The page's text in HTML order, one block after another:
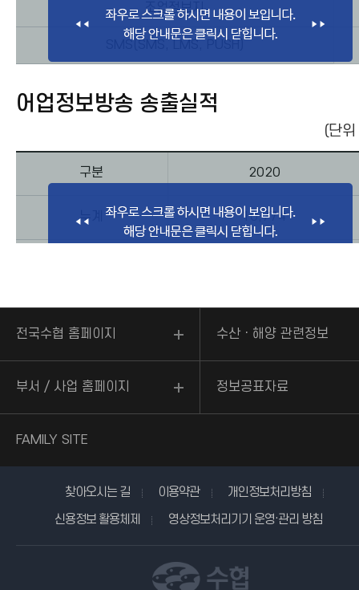
민원봉사 및 정보제공
조업정보지
SMS(SMS, LMS, PUSH)
어업정보방송 송출실적
(단
구분 2020
누계 10,774
전국수협 홈페이지 수산ㆍ해양 관련정보
부서 / 사업 홈페이지 정보공표자료
FAMILY SITE
찾아오시는 길 이용약관
개인정보처리방침
신용정보 활용체제
영상정보처리기기 운영·관리 방침